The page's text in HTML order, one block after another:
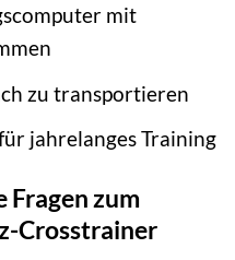
mit
zu transportieren
jahrelanges Training
Fragen zum
Crosstrainer